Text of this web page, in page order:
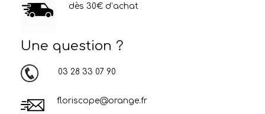
dès 30€ d’achat
Une question ?
03 28 33 07 90
floriscope@orange.fr